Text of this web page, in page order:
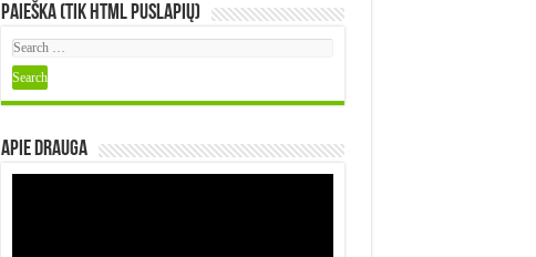
Paieška (tik HTML puslapių)
Apie DRAUGA